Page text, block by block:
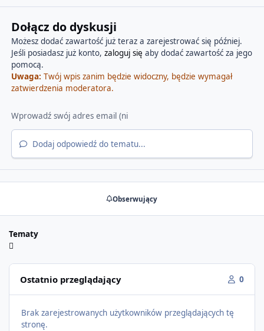
Dołącz do dyskusji
Możesz dodać zawartość już teraz a zarejestrować się później.
Jeśli posiadasz już konto, zaloguj się aby dodać zawartość za jego
pomocą.
Uwaga: Twój wpis zanim będzie widoczny, będzie wymagał
zatwierdzenia moderatora.
Dodaj odpowiedź do tematu...
Obserwujący
Tematy
Ostatnio przeglądający 0
Brak zarejestrowanych użytkowników przeglądających tę
stronę.